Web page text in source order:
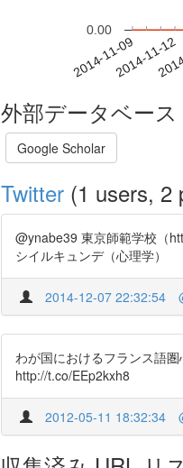
2014-11-092014-11-12
0.00
外部データベー
Google Scholar
Twitter (1 users, 2
@ynabe39 東京師範学校（
シイルキュンデ（心理学）
2014-12-07 22:32:54
わが国におけるフランス語
http://t.co/EEp2kxh8
2012-05-11 18:32:34